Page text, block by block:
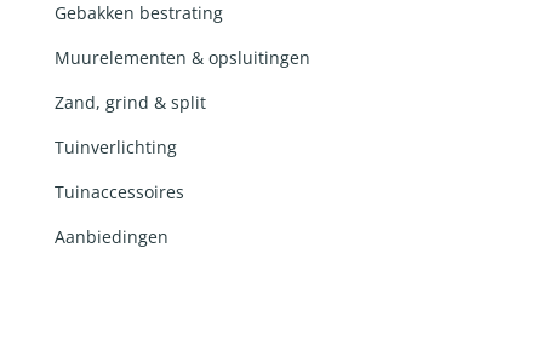
Gebakken bestrating
Muurelementen & opsluitingen
Zand, grind & split
Tuinverlichting
Tuinaccessoires
Aanbiedingen